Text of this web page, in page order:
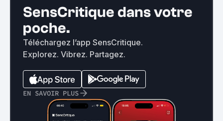
SensCritique dans votre
poche.
Téléchargez l’app SensCritique.
Explorez. Vibrez. Partagez.
EN SAVOIR PLUS